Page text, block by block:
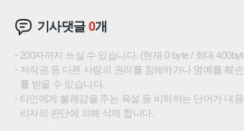
기사댓글0개
200자까지 쓰실 수 있습니다. (현재 0 byte / 최대
저작권 등 다른 사람의 권리를 침해하거나 명예를 훼
를 받을 수 있습니다.
타인에게 불쾌감을 주는 욕설 등 비하하는 단어가 내
리자의 판단에 의해 삭제 합니다.